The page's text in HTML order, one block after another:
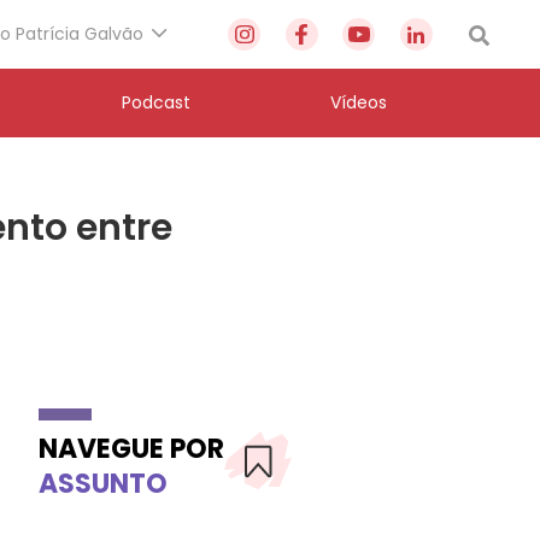
Patrícia Galvão
Podcast Vídeos
entre
NAVEGUE POR
ASSUNTO